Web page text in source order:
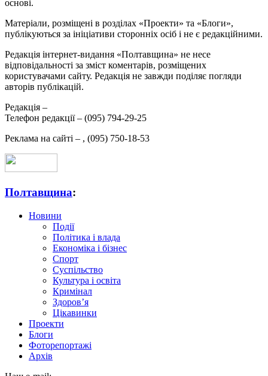
основі.
Матеріали, розміщені в розділах «Проекти» та «Блоги»,
публікуються за ініціативи сторонніх осіб і не є редакційними.
Редакція інтернет-видання «Полтавщина» не несе
відповідальності за зміст коментарів, розміщених
користувачами сайту. Редакція не завжди поділяє погляди
авторів публікацій.
Редакція –
Телефон редакції – (095) 794-29-25
Реклама на сайті – , (095) 750-18-53
Полтавщина:
Новини
Події
Політика і влада
Економіка і бізнес
Спорт
Суспільство
Культура і освіта
Кримінал
Здоров’я
Цікавинки
Проекти
Блоги
Фоторепортажі
Архів